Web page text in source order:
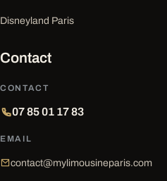
Disneyland Paris
Contact
CONTACT
07 85 01 17 83
EMAIL
contact@mylimousineparis.com